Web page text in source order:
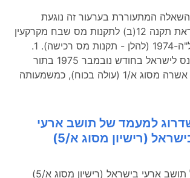
השופט י' אנגלרד השאלה המתעוררת בערעור זה נוגעת
לפרשנותה של הוראת תקנה 12(ב) לתקנות מס שבח מקרקעין
(מס רכישה), תשל"ה-1974 (להלן - תקנות מס רכישה). 1.
מעשה באדם שנכנס לישראל בחודש נובמבר 1975 בתור
תושב ארעי, מכוח אשרה מסוג א/1 (עולה בכוח), כמשמעותה
למעמד של תושב ארעי
(רישיון מסוג א/5)
שדרוג למעמד של תושב ארעי בישראל (רישיון מסוג א/5)